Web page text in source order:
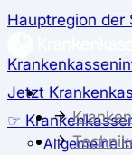
Hauptregion der
Jetzt
☞
Allgemeine